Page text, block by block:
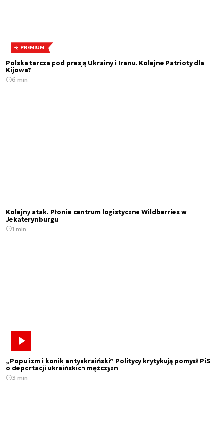
PREMIUM
Polska tarcza pod presją Ukrainy i Iranu. Kolejne Patrioty dla
Kijowa?
6 min.
Kolejny atak. Płonie centrum logistyczne Wildberries w
Jekaterynburgu
1 min.
„Populizm i konik antyukraiński” Politycy krytykują pomysł PiS
o deportacji ukraińskich mężczyzn
3 min.